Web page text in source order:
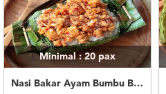
Minimal : 20 pax
Nasi Bakar Ayam Bumbu Bali + Kerupuk